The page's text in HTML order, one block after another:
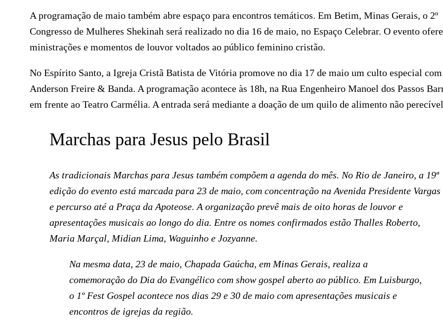
A programação de maio também abre espaço para encontros temáticos. Em Betim, Minas Gerais, o 2º
Congresso de Mulheres Shekinah será realizado no dia 16 de maio, no Espaço Celebrar. O evento
ministrações e momentos de louvor voltados ao público feminino cristão.
No Espírito Santo, a Igreja Cristã Batista de Vitória promove no dia 17 de maio um culto especial com
Anderson Freire & Banda. A programação acontece às 18h, na Rua Engenheiro Manoel dos Passos
em frente ao Teatro Carmélia. A entrada será mediante a doação de um quilo de alimento não
Marchas para Jesus pelo Brasil
As tradicionais Marchas para Jesus também compõem a agenda do mês. No Rio de Janeiro, a 19ª
edição do evento está marcada para 23 de maio, com concentração na Avenida Presidente Vargas
e percurso até a Praça da Apoteose. A organização prevê mais de oito horas de louvor e
apresentações musicais ao longo do dia. Entre os nomes confirmados estão Thalles Roberto,
Maria Marçal, Midian Lima, Waguinho e Jozyanne.
Na mesma data, 23 de maio, Chapada Gaúcha, em Minas Gerais, realiza a
comemoração do Dia do Evangélico com show gospel aberto ao público. Em Luisburgo,
o 1º Fest Gospel acontece nos dias 29 e 30 de maio com apresentações musicais e
encontros de igrejas da região.